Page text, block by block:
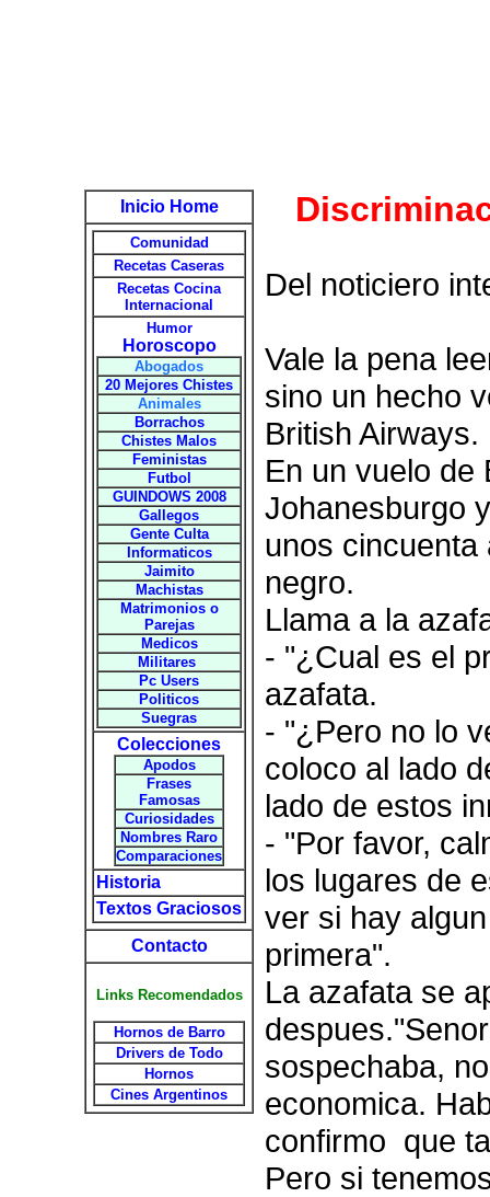
Inicio Home
Comunidad
Recetas Caseras
Recetas Cocina
Internacional
Humor
Horoscopo
Abogados
20 Mejores Chistes
Animales
Borrachos
Chistes Malos
Feministas
Futbol
GUINDOWS 2008
Gallegos
Gente Culta
Informaticos
Jaimito
Machistas
Matrimonios o
Parejas
Medicos
Militares
Pc Users
Politicos
Suegras
Colecciones
Apodos
Frases
Famosas
Curiosidades
Nombres Raro
Comparaciones
Historia
Textos Graciosos
Contacto
Links Recomendados
Hornos de Barro
Drivers de Todo
Hornos
Cines Argentinos
Del noticiero
Vale la pena
sino un hecho
British Airways.
En un vuelo de
Johanesburgo
unos cincuenta
negro.
Llama a la
- "¿Cual es el
azafata.
- "¿Pero no lo
coloco al lado
lado de estos
- "Por favor,
los lugares de
ver si hay
primera".
La azafata se
sospechaba,
economica.
confirmo que
Pero si